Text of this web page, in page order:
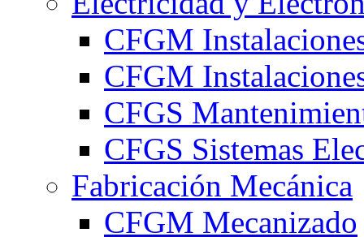
CFGM
CFGM
CFGS
CFGS Sistemas
Fabricación Mecánica
CFGM Mecanizado